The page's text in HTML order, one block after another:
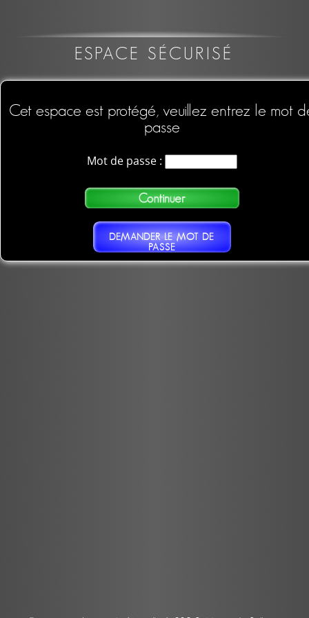
ESPACE SÉCURISÉ
Cet espace est protégé, veuillez entrez le mot
passe
Mot de passe :
DEMANDER LE MOT DE
PASSE